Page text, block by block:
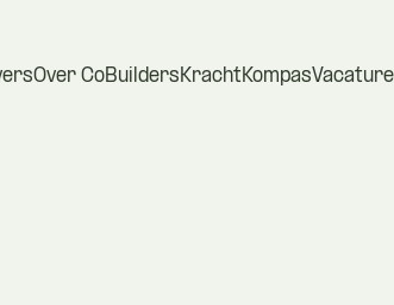
Over CoBuildersKrachtKompas